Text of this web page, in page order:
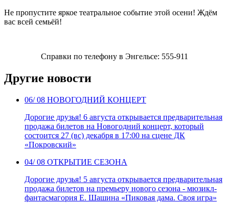
Не пропустите яркое театральное событие этой осени! Ждём
вас всей семьёй!
Справки по телефону в Энгельсе: 555-911
Другие новости
06/ 08 НОВОГОДНИЙ КОНЦЕРТ
Дорогие друзья! 6 августа открывается предварительная
продажа билетов на Новогодний концерт, который
состоится 27 (вс) декабря в 17:00 на сцене ДК
«Покровский»
04/ 08 ОТКРЫТИЕ СЕЗОНА
Дорогие друзья! 5 августа открывается предварительная
продажа билетов на премьеру нового сезона - мюзикл-
фантасмагория Е. Шашина «Пиковая дама. Своя игра»